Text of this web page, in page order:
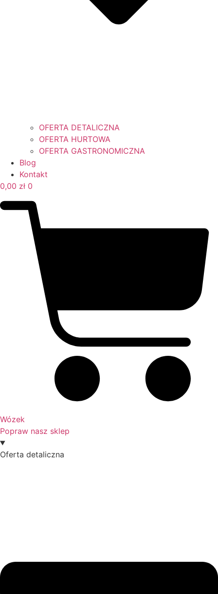
OFERTA DETALICZNA
OFERTA HURTOWA
OFERTA GASTRONOMICZNA
Blog
Kontakt
0,00 zł 0
Wózek
Popraw nasz sklep
Oferta detaliczna